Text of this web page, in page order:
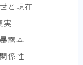
と現在
実
露本
係性